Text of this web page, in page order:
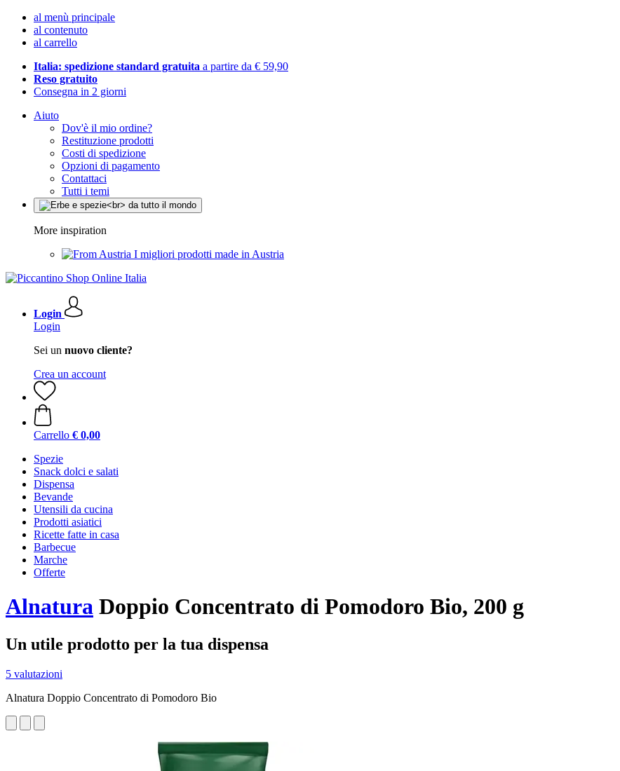
al menù principale
al contenuto
al carrello
Italia: spedizione standard gratuita a partire da € 59,90
Reso gratuito
Consegna in 2 giorni
Aiuto
Dov'è il mio ordine?
Restituzione prodotti
Costi di spedizione
Opzioni di pagamento
Contattaci
Tutti i temi
More inspiration
I migliori prodotti made in Austria
Login
Login
Sei un nuovo cliente?
Crea un account
Carrello € 0,00
Spezie
Snack dolci e salati
Dispensa
Bevande
Utensili da cucina
Prodotti asiatici
Ricette fatte in casa
Barbecue
Marche
Offerte
Alnatura Doppio Concentrato di Pomodoro Bio, 200 g
Un utile prodotto per la tua dispensa
5 valutazioni
Alnatura Doppio Concentrato di Pomodoro Bio